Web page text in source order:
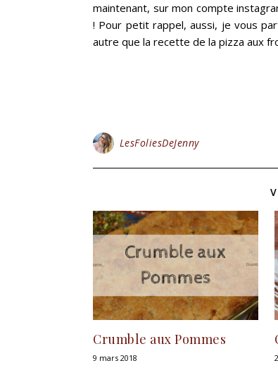
maintenant, sur mon compte
! Pour petit rappel, aussi, je vous
autre que la recette de la pizza aux
LesFoliesDeJenny
Crumble aux Pommes
9 mars 2018